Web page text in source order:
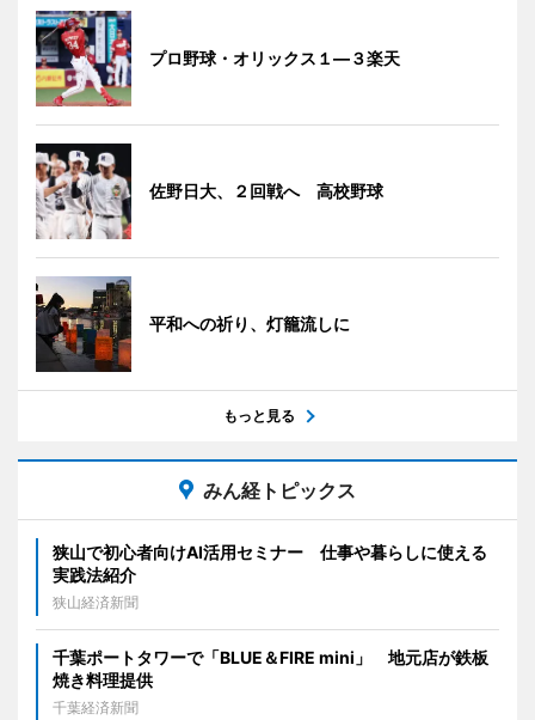
プロ野球・オリックス１―３楽天
佐野日大、２回戦へ 高校野球
平和への祈り、灯籠流しに
もっと見る
みん経トピックス
狭山で初心者向けAI活用セミナー 仕事や暮らしに使える
実践法紹介
狭山経済新聞
千葉ポートタワーで「BLUE＆FIRE mini」 地元店が鉄板
焼き料理提供
千葉経済新聞